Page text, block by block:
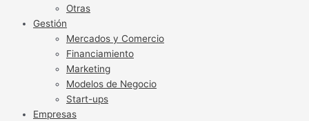
Otras
Gestión
Mercados y Comercio
Financiamiento
Marketing
Modelos de Negocio
Start-ups
Empresas